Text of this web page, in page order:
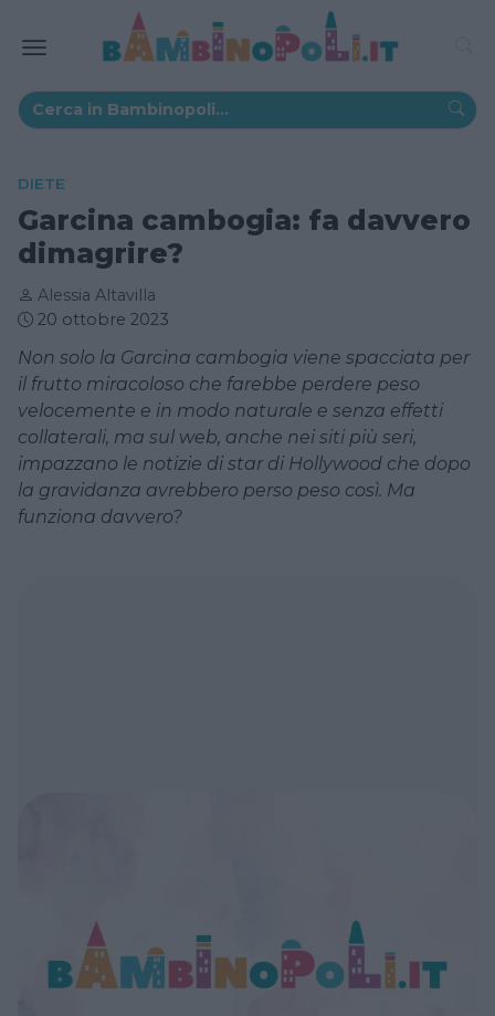
DIETE
Garcina cambogia: fa davvero
dimagrire?
Alessia Altavilla
20 ottobre 2023
Non solo la Garcina cambogia viene spacciata per
il frutto miracoloso che farebbe perdere peso
velocemente e in modo naturale e senza effetti
collaterali, ma sul web, anche nei siti più seri,
impazzano le notizie di star di Hollywood che dopo
la gravidanza avrebbero perso peso così. Ma
funziona davvero?